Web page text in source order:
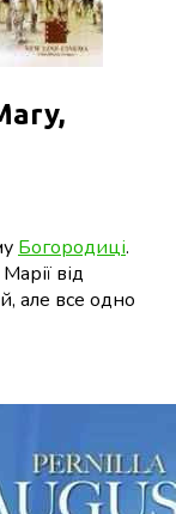
Богородиці.
від
але все одно